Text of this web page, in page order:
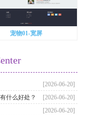
宠物01-宽屏
[2026-06-20]
[2026-06-20]
什么好处？
[2026-06-20]